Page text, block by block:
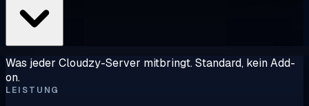
Was jeder Cloudzy-Server mitbringt. Standard, kein Add-
on.
LEISTUNG